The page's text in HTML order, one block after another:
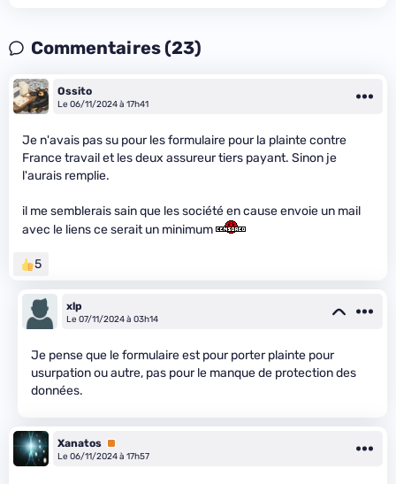
Commentaires (23)
Ossito
Le 06/11/2024 à 17h41
Je n'avais pas su pour les formulaire pour la plainte contre
France travail et les deux assureur tiers payant. Sinon je
l'aurais remplie.
il me semblerais sain que les société en cause envoie un mail
avec le liens ce serait un minimum
5
xlp
Le 07/11/2024 à 03h14
Je pense que le formulaire est pour porter plainte pour
usurpation ou autre, pas pour le manque de protection des
données.
Xanatos Premium
Le 06/11/2024 à 17h57